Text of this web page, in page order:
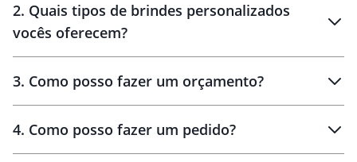
Brindes personalizados
2. Quais tipos de brindes personalizados
vocês oferecem?
personalizados
3. Como posso fazer um orçamento?
4. Como posso fazer um pedido?